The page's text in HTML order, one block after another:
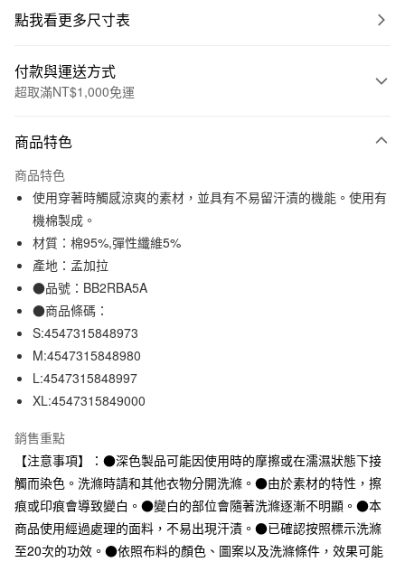
點我看更多尺寸表
付款與運送方式
超取滿NT$1,000免運
信用卡一次付款
信用卡分期付款
3 期 0 利率 每期
合作金庫商業銀行
華南商業銀行
上海商業儲蓄銀行
臺灣中小企業銀行
匯豐（台灣）商業銀行
聯邦商業銀行
元大商業銀行
玉山商業銀行
台灣樂天信用卡公司
超商取貨付款
LINE Pay
Apple Pay
街口支付
悠遊付
全家取貨付款
每筆NT$65，滿NT$1,000(含以上)免運費
付款後全家取貨
每筆NT$65，滿NT$1,000(含以上)免運費
商品特色
商品特色
使用穿著時觸感涼爽的素材，並具有不易留汗漬的機能。使用有
機棉製成。
材質：棉95%,彈性纖維5%
產地：孟加拉
●品號：BB2RBA5A
●商品條碼：
S:4547315848973
M:4547315848980
L:4547315848997
XL:4547315849000
銷售重點
【注意事項】：●深色製品可能因使用時的摩擦或在濡濕狀態下接
觸而染色。洗滌時請和其他衣物分開洗滌。●由於素材的特性，擦
痕或印痕會導致變白。●變白的部位會隨著洗滌逐漸不明顯。●本
商品使用經過處理的面料，不易出現汗漬。●已確認按照標示洗滌
至20次的功效。●依照布料的顏色、圖案以及洗滌條件，效果可能